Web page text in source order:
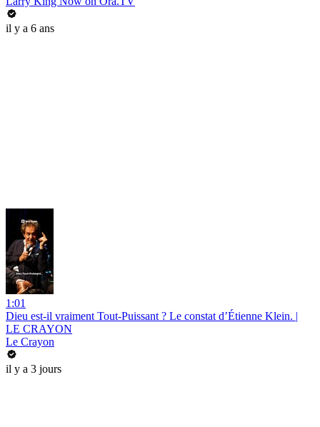
il y a 6 ans
1:01
Dieu est-il vraiment Tout-Puissant ? Le constat d’Étienne Klein. |
LE CRAYON
Le Crayon
il y a 3 jours